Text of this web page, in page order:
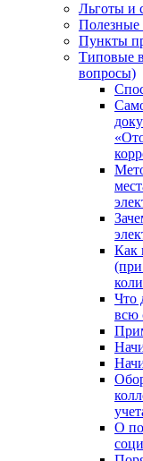
Льготы и
Полезные
Пункты
Типовые
вопросы)
Как
Что
всю
О